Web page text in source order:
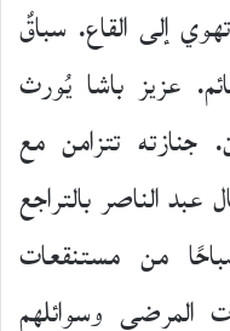
إلى القاع. سباقٌ
عزيز باشا يُورث
جنازته تتزامن مع
الناصر بالتراجع
من مستنقعات
المرضى وسوائلهم